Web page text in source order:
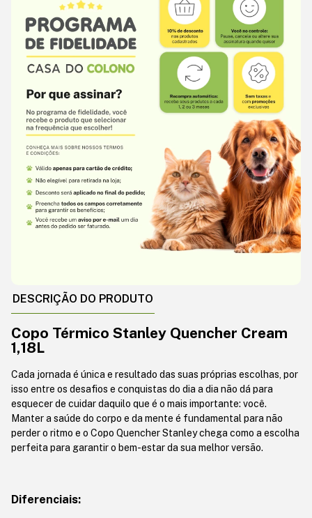
DESCRIÇÃO DO PRODUTO
Copo Térmico Stanley Quencher Cream
1,18L
Cada jornada é única e resultado das suas próprias escolhas, por
isso entre os desafios e conquistas do dia a dia não dá para
esquecer de cuidar daquilo que é o mais importante: você.
Manter a saúde do corpo e da mente é fundamental para não
perder o ritmo e o Copo Quencher Stanley chega como a escolha
perfeita para garantir o bem-estar da sua melhor versão.
Diferenciais: